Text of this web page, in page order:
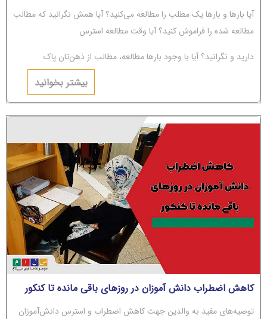
آیا بارها و بارها یک مطلب را مطالعه می‌کنید؟ آیا همش نگرانید که مطالب
مطالعه شده را فراموش کنید؟ آیا وقت مطالعه استرس
دارید و نگرانید؟ آیا با وجود بارها مطالعه، مطالب از ذهن‌تان پاک
می‌شوند؟ اگر جواب‌تان مثبت است، باید بگوییم شما دچار
بیشتر بخوانید
کاهش اضطراب دانش آموزان در روزهای باقی مانده تا کنکور
توصیه‌های مفید به والدین جهت کاهش اضطراب و استرس دانش‌آموزان